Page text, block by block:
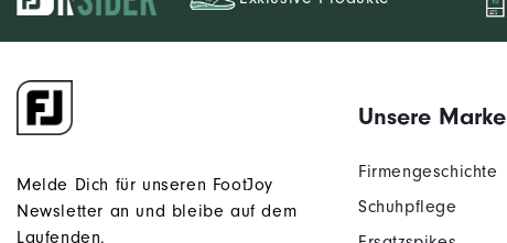
Melde Dich für unseren FootJoy
Newsletter an und bleibe auf dem
Laufenden.
Unsere Marke
Firmengeschichte
Schuhpflege